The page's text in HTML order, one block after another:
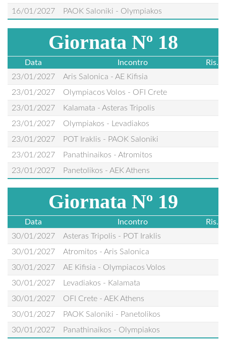
16/01/2027
PAOK Saloniki - Olympiakos
Giornata Nº 18
Data Incontro
Ris.
23/01/2027
Aris Salonica - AE Kifisia
23/01/2027
Olympiacos Volos - OFI Crete
23/01/2027
Kalamata - Asteras Tripolis
23/01/2027
Olympiakos - Levadiakos
23/01/2027
POT Iraklis - PAOK Saloniki
23/01/2027
Panathinaikos - Atromitos
23/01/2027
Panetolikos - AEK Athens
Giornata Nº 19
Data Incontro
Ris.
30/01/2027
Asteras Tripolis - POT Iraklis
30/01/2027
Atromitos - Aris Salonica
30/01/2027
AE Kifisia - Olympiacos Volos
30/01/2027
Levadiakos - Kalamata
30/01/2027
OFI Crete - AEK Athens
30/01/2027
PAOK Saloniki - Panetolikos
30/01/2027
Panathinaikos - Olympiakos